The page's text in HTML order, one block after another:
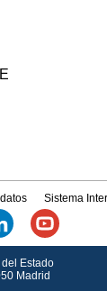
Sistema
Estado
Madrid